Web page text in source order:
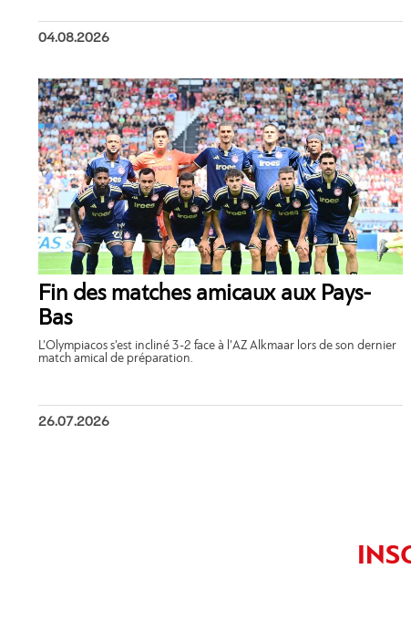
04.08.2026
Fin des matches amicaux aux Pays-
Bas
L’Olympiacos s’est incliné 3-2 face à l’AZ Alkmaar lors de son dernier
match amical de préparation.
26.07.2026